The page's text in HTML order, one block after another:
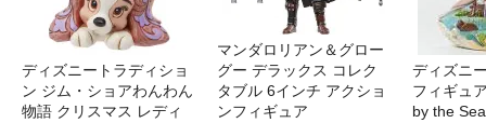
ディズニートラディショ
ン ジム・ショアわんわん
物語 クリスマス レディ
マンダロリアン＆グロー
グー デラックス コレク
タブル 6インチ アクショ
ンフィギュア
ディズニ
フィギュ
by the